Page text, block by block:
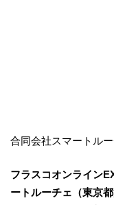
合同会社スマートル
フラスコオンライン
ートルーチェ（東京